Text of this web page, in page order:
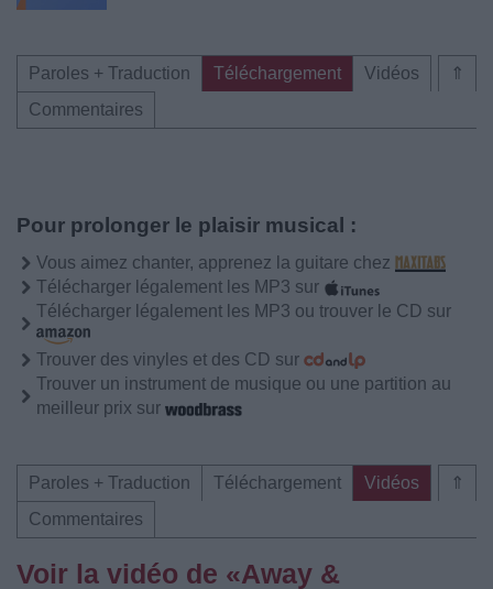
⇑
Paroles + Traduction Téléchargement
Vidéos
Commentaires
Pour prolonger le plaisir musical :
Vous aimez chanter, apprenez la guitare chez
Télécharger légalement les MP3 sur
Télécharger légalement les MP3 ou trouver le CD sur
Trouver des vinyles et des CD sur
Trouver un instrument de musique ou une partition au
meilleur prix sur
⇑
Paroles + Traduction Téléchargement
Vidéos
Commentaires
Voir la vidéo de «Away &